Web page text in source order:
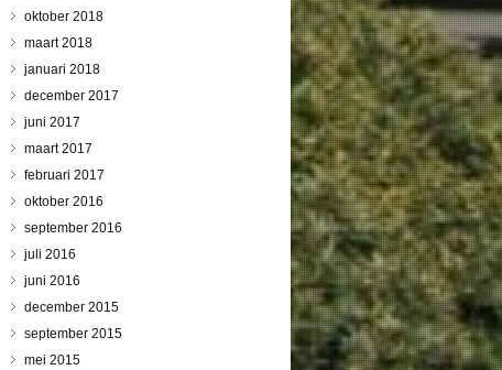
oktober 2018
maart 2018
januari 2018
december 2017
juni 2017
maart 2017
februari 2017
oktober 2016
september 2016
juli 2016
juni 2016
december 2015
september 2015
mei 2015